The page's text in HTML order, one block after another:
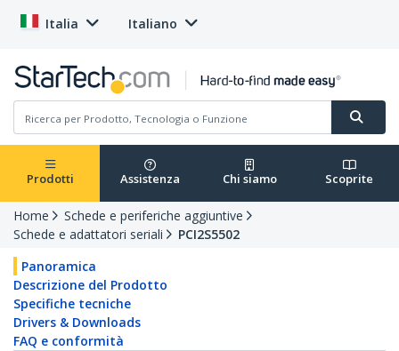
Italia Italiano
Prodotti Assistenza Chi siamo Scoprite
Home
Schede e periferiche aggiuntive
Schede e adattatori seriali
PCI2S5502
Panoramica
Descrizione del Prodotto
Specifiche tecniche
Drivers & Downloads
FAQ e conformità